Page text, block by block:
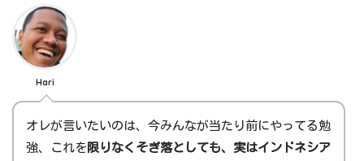
Hari
オレが言いたいのは、今みんなが当たり前にやってる勉
強、これを限りなくそぎ落としても、実はインドネシア